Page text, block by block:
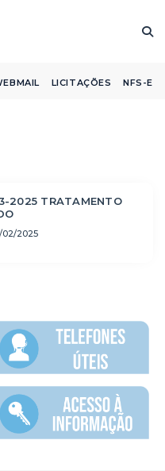
LICITAÇÕES NFS-E
02/2025
2025 TRATAMENTO